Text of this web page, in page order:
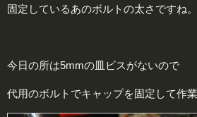
固定しているあのボルトの太さですね。
今日の所は5mmの皿ビスがないので
代用のボルトでキャップを固定して作業